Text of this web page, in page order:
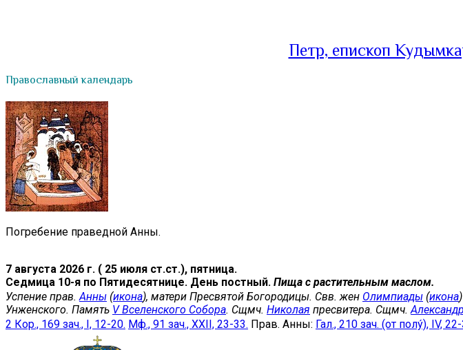
Петр, епископ
Православный календарь
Погребение праведной Анны.
7 августа 2026 г. ( 25 июля ст.ст.), пятница.
Седмица 10-я по Пятидесятнице. День постный. Пища с растительным маслом.
Успение прав. Анны (икона), матери Пресвятой Богородицы. Свв. жен Олимпиады (икона
Унженского. Память V Вселенского Собора. Сщмч. Николая пресвитера. Сщмч.
2 Кор., 169 зач., I, 12-20. Мф., 91 зач., XXII, 23-33. Прав. Анны: Гал., 210 зач. (от полу́), IV,